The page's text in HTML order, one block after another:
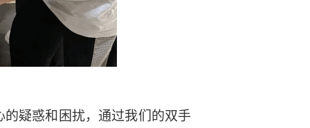
疑惑和困扰，通过我们的双手